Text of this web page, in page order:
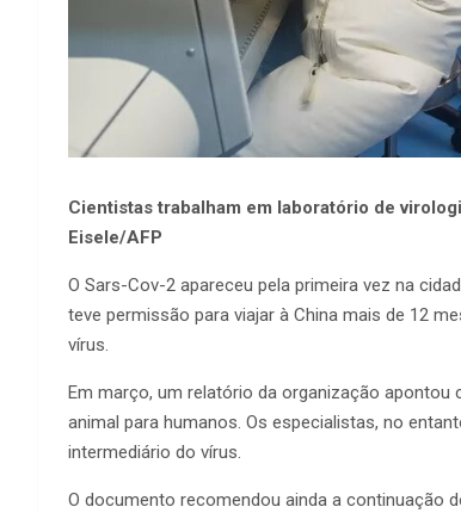
Cientistas trabalham em laboratório de
Eisele/AFP
O Sars-Cov-2 apareceu pela primeira vez na
teve permissão para viajar à China mais de 12
vírus.
Em março, um relatório da organização
animal para humanos. Os especialistas, no
intermediário do vírus.
O documento recomendou ainda a continuação